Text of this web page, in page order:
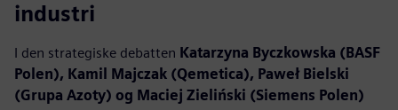
industri
I den strategiske debatten Katarzyna Byczkowska (BASF
Polen), Kamil Majczak (Qemetica), Paweł Bielski
(Grupa Azoty) og Maciej Zieliński (Siemens Polen)